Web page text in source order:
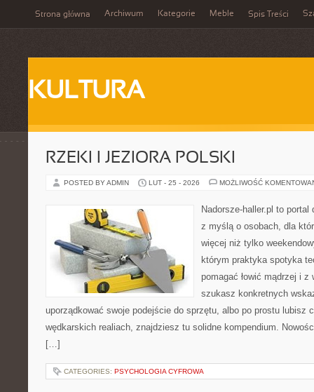
Strona główna Archiwum Kategorie Meble Spis Treści
KULTURA
RZEKI I JEZIORA POLSKI
POSTED BY ADMIN LUT - 25 - 2026 MOŻLIWOŚĆ
Nadorsze-haller.pl to portal
z myślą o osobach, dla
więcej niż tylko
którym praktyka spotyka
pomagać łowić mądrzej i
szukasz konkretnych
uporządkować swoje podejście do sprzętu, albo po prostu lubisz
wędkarskich realiach, znajdziesz tu solidne kompendium.
[…]
CATEGORIES: PSYCHOLOGIA CYFROWA